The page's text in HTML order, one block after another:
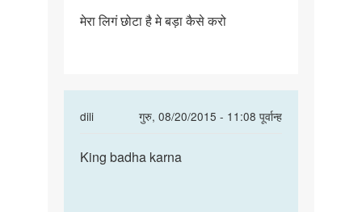
मेरा
बड़ा
मेरा लिगं छोटा है मे बड़ा कैसे करो
dili
गुरु, 08/20/2015 - 11:08 पूर्वान्ह
In
to
King
King badha karna